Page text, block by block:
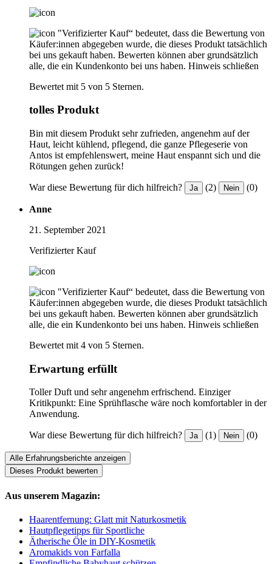
"Verifizierter Kauf“ bedeutet, dass die Bewertung von
Käufer:innen abgegeben wurde, die dieses Produkt tatsächlich
bei uns gekauft haben. Bewerten können aber grundsätzlich
alle, die ein Kundenkonto bei uns haben. Hinweis schließen
Bewertet mit 5 von 5 Sternen.
tolles Produkt
Bin mit diesem Produkt sehr zufrieden, angenehm auf der
Haut, leicht kühlend, pflegend, die ganze Pflegeserie von
Antos ist empfehlenswert, meine Haut enspannt sich und die
Rötungen gehen zurück!
War diese Bewertung für dich hilfreich? Ja (2) Nein (0)
Anne
21. September 2021
Verifizierter Kauf
"Verifizierter Kauf“ bedeutet, dass die Bewertung von
Käufer:innen abgegeben wurde, die dieses Produkt tatsächlich
bei uns gekauft haben. Bewerten können aber grundsätzlich
alle, die ein Kundenkonto bei uns haben. Hinweis schließen
Bewertet mit 4 von 5 Sternen.
Erwartung erfüllt
Toller Duft und sehr angenehm erfrischend. Einziger
Kritikpunkt: Eine Sprühflasche wäre noch komfortabler in der
Anwendung.
War diese Bewertung für dich hilfreich? Ja (1) Nein (0)
Alle Erfahrungsberichte anzeigen
Dieses Produkt bewerten
Aus unserem Magazin:
Haarentfernung: Glatt mit Naturkosmetik
Hautpflegetipps für Sportliche
Ätherische Öle in DIY-Kosmetik
Aromakids von Farfalla